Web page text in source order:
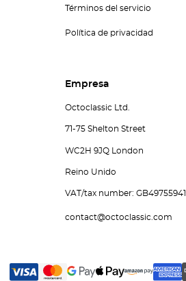
Términos del servicio
Política de privacidad
Empresa
Octoclassic Ltd.
71-75 Shelton Street
WC2H 9JQ London
Reino Unido
VAT/tax number:
contact@octoclassic.com